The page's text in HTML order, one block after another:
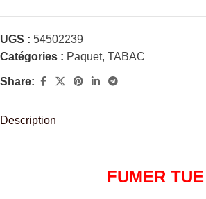
UGS : 54502239
Catégories : Paquet, TABAC
Share:
Description
FUMER TUE